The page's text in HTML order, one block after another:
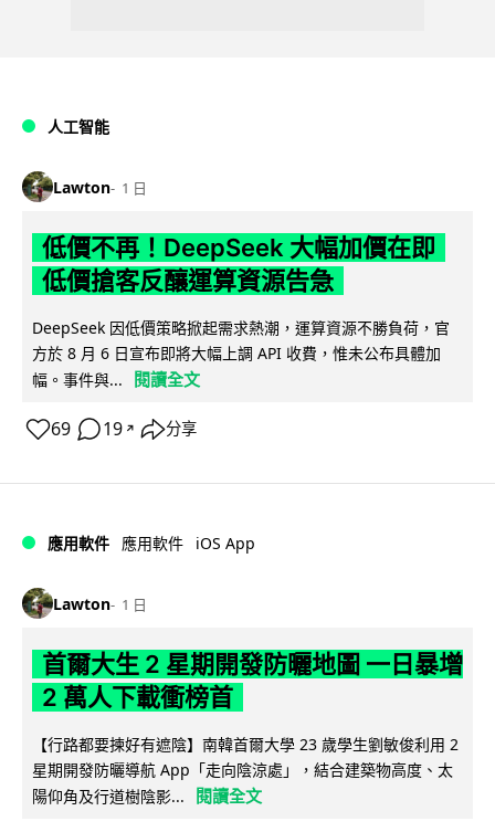
人工智能
Lawton 1 日
低價不再！DeepSeek 大幅加價在即
低價搶客反釀運算資源告急
DeepSeek 因低價策略掀起需求熱潮，運算資源不勝負荷，官
方於 8 月 6 日宣布即將大幅上調 API 收費，惟未公布具體加
幅。事件與...
閱讀全文
69 19 ↗ 分享
應用軟件 應用軟件 iOS App
Lawton 1 日
首爾大生 2 星期開發防曬地圖 一日暴增
2 萬人下載衝榜首
【行路都要揀好有遮陰】南韓首爾大學 23 歲學生劉敏俊利用 2
星期開發防曬導航 App「走向陰涼處」，結合建築物高度、太
陽仰角及行道樹陰影...
閱讀全文